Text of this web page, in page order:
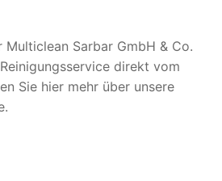
Sarbar GmbH & Co.
direkt vom
Sie hier mehr über unsere